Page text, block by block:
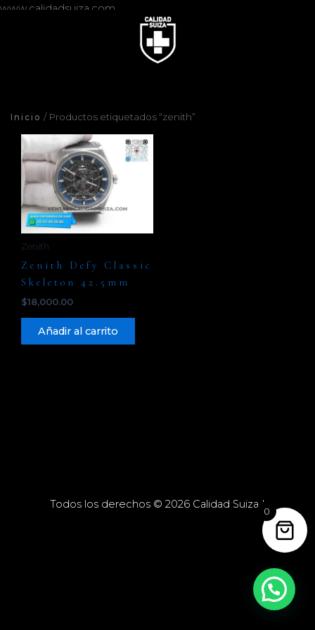
www.calidadsuiza.com
Inicio / Productos etiquetados “zenith”
Zenith
Zenith Defy Classic
Skeleton 42.5mm
$18,000.00
Añadir al carrito
Todos los derechos © 2026 Calidad Suiza |
0